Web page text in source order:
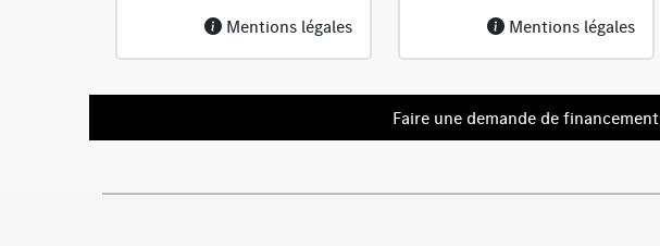
Mentions légales Mentions légales
Faire une demande de financement